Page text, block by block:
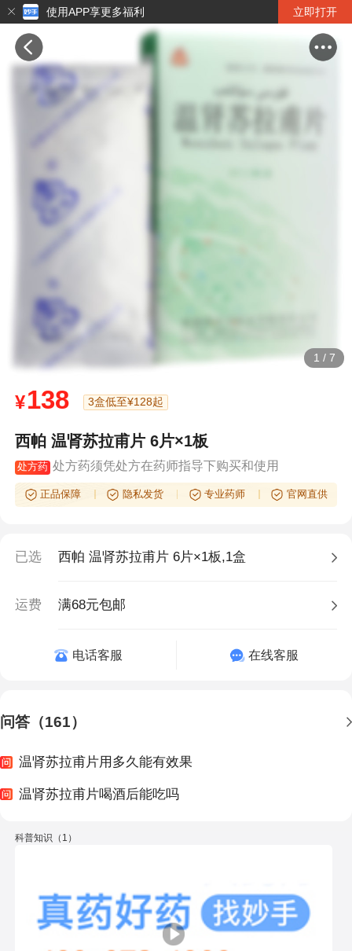
使用APP享更多福利 立即打开
1 / 7
¥138 3盒低至¥128起
西帕 温肾苏拉甫片 6片×1板
处方药 处方药须凭处方在药师指导下购买和使用
正品保障 隐私发货 专业药师 官网直供
已选 西帕 温肾苏拉甫片 6片×1板,1盒
运费 满68元包邮
电话客服 在线客服
问答（161）
温肾苏拉甫片用多久能有效果
温肾苏拉甫片喝酒后能吃吗
科普知识（1）